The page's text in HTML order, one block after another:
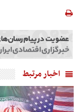
اخبار مرتبط